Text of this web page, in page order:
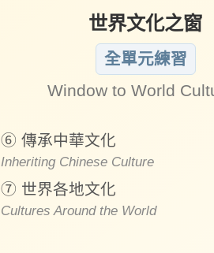
世界文化之窗
全單元練習
Window to World
⑥ 傳承中華文化
Inheriting Chinese Culture
⑦ 世界各地文化
Cultures Around the World